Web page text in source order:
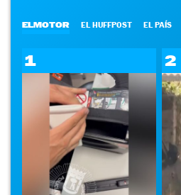
ELMOTOR EL HUFFPOST EL PAÍS
1 2